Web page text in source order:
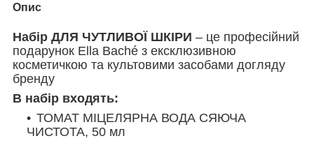
Опис
Набір ДЛЯ ЧУТЛИВОЇ ШКІРИ – це професійний
подарунок Ella Baché з ексклюзивною
косметичкою та культовими засобами догляду
бренду
В набір входять:
ТОМАТ МІЦЕЛЯРНА ВОДА СЯЮЧА
ЧИСТОТА, 50 мл